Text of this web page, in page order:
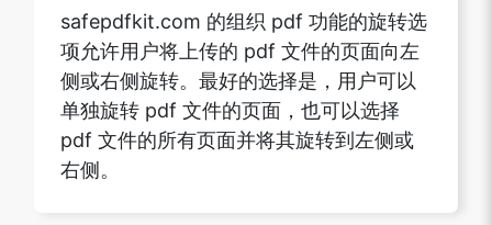
safepdfkit.com 的组织 pdf 功能的旋转选
项允许用户将上传的 pdf 文件的页面向左
侧或右侧旋转。最好的选择是，用户可以
单独旋转 pdf 文件的页面，也可以选择
pdf 文件的所有页面并将其旋转到左侧或
右侧。